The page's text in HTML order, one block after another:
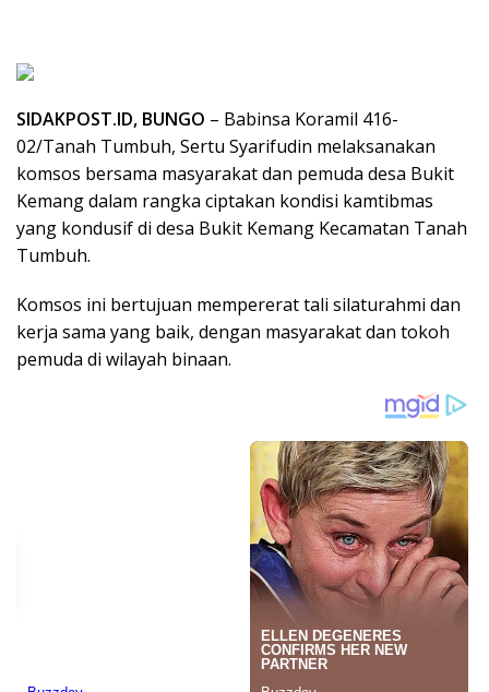
SIDAKPOST.ID, BUNGO – Babinsa Koramil 416-
02/Tanah Tumbuh, Sertu Syarifudin melaksanakan
komsos bersama masyarakat dan pemuda desa Bukit
Kemang dalam rangka ciptakan kondisi kamtibmas
yang kondusif di desa Bukit Kemang Kecamatan Tanah
Tumbuh.
Komsos ini bertujuan mempererat tali silaturahmi dan
kerja sama yang baik, dengan masyarakat dan tokoh
pemuda di wilayah binaan.